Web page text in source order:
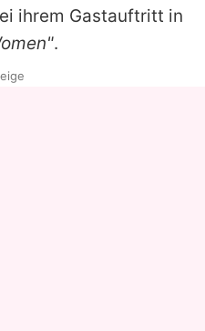
ihrem Gastauftritt in
.